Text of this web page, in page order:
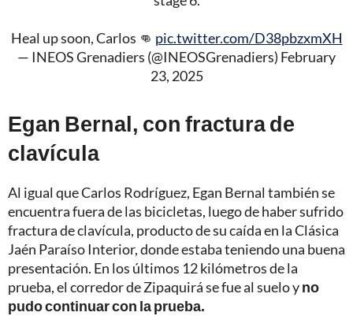
Heal up soon, Carlos 👊 pic.twitter.com/D38pbzxmXH
— INEOS Grenadiers (@INEOSGrenadiers) February
23, 2025
Egan Bernal, con fractura de
clavícula
Al igual que Carlos Rodríguez, Egan Bernal también se
encuentra fuera de las bicicletas, luego de haber sufrido
fractura de clavícula, producto de su caída en la Clásica
Jaén Paraíso Interior, donde estaba teniendo una buena
presentación. En los últimos 12 kilómetros de la
prueba, el corredor de Zipaquirá se fue al suelo yno
pudo continuar con la prueba.